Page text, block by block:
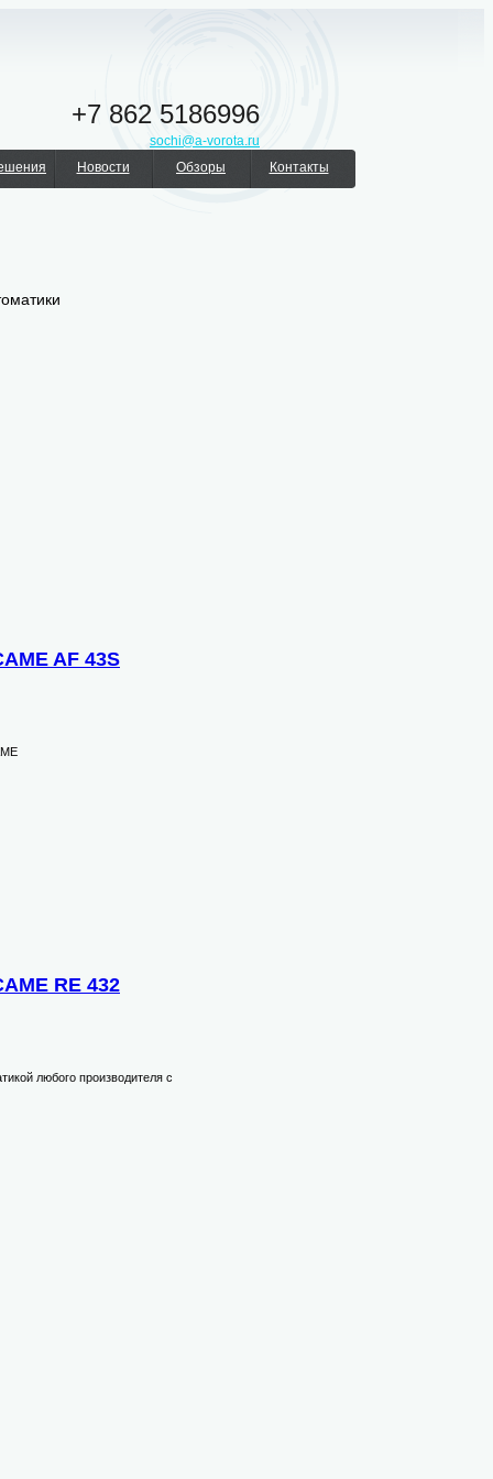
+7 862 5186996
sochi@a-vorota.ru
Новости Обзоры Контакты
AF 43S
RE 432
любого производителя с